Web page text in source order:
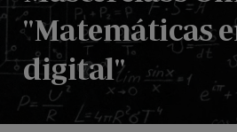
"Matemáticas
digital"